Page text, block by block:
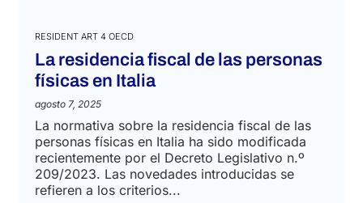
RESIDENT ART 4 OECD
La residencia fiscal de las personas
físicas en Italia
agosto 7, 2025
La normativa sobre la residencia fiscal de las
personas físicas en Italia ha sido modificada
recientemente por el Decreto Legislativo n.º
209/2023. Las novedades introducidas se
refieren a los criterios...